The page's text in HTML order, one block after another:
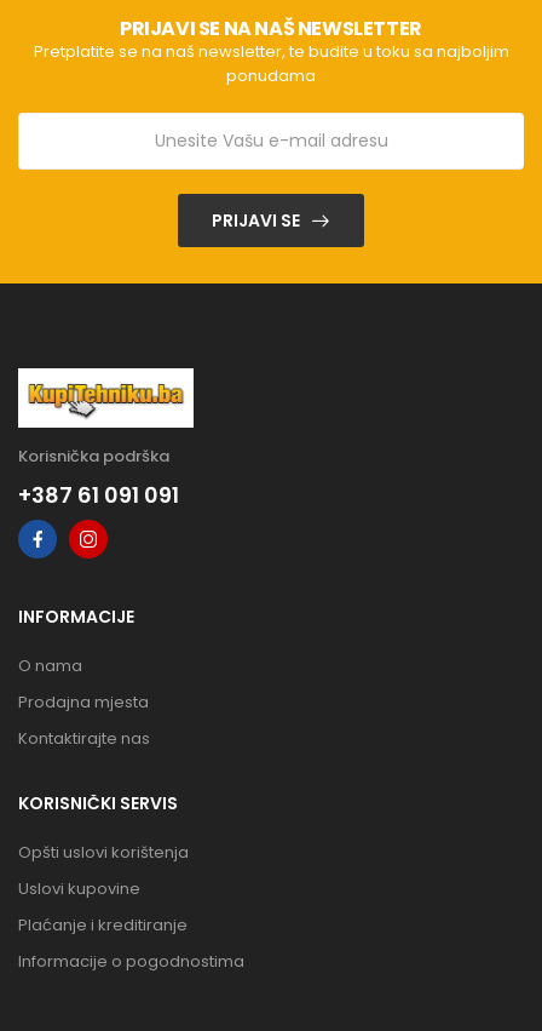
PRIJAVI SE NA NAŠ NEWSLETTER
Pretplatite se na naš newsletter, te budite u toku sa najboljim
ponudama
PRIJAVI SE
Korisnička podrška
+387 61 091 091
INFORMACIJE
O nama
Prodajna mjesta
Kontaktirajte nas
KORISNIČKI SERVIS
Opšti uslovi korištenja
Uslovi kupovine
Plaćanje i kreditiranje
Informacije o pogodnostima